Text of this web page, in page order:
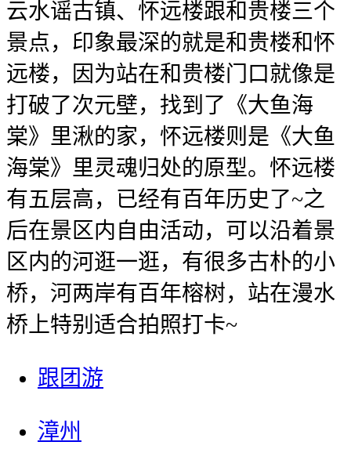
云水谣古镇、怀远楼跟和贵楼三个
景点，印象最深的就是和贵楼和怀
远楼，因为站在和贵楼门口就像是
打破了次元壁，找到了《大鱼海
棠》里湫的家，怀远楼则是《大鱼
海棠》里灵魂归处的原型。怀远楼
有五层高，已经有百年历史了~之
后在景区内自由活动，可以沿着景
区内的河逛一逛，有很多古朴的小
桥，河两岸有百年榕树，站在漫水
桥上特别适合拍照打卡~
跟团游
漳州